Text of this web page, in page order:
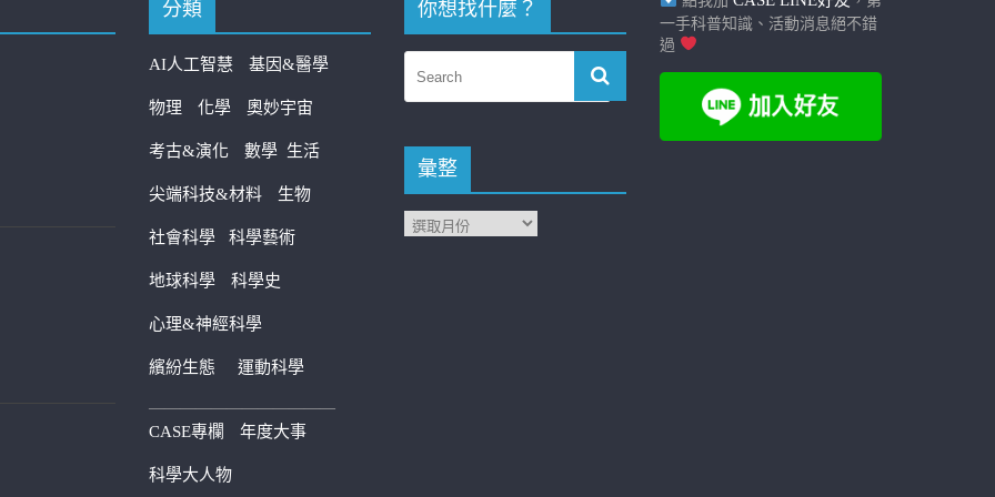
分類
AI人工智慧 基因&醫學
物理 化學 奧妙宇宙
考古&演化 數學 生活
尖端科技&材料 生物
社會科學 科學藝術
地球科學 科學史
心理&神經科學
繽紛生態 運動科學
————————————
CASE專欄 年度大事
科學大人物
你想找什麼？
彙整
一手科普知識、活動消息絕不錯
過